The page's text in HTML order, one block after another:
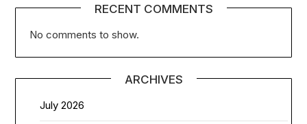
RECENT COMMENTS
No comments to show.
ARCHIVES
July 2026